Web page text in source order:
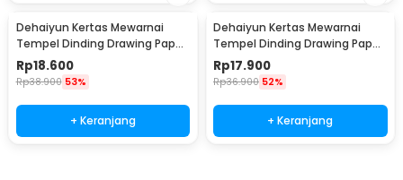
Dehaiyun Kertas Mewarnai
Tempel Dinding Drawing Paper
Roll 3M Lovely Princess - HB30
Rp18.600
Rp38.900 53%
+ Keranjang
Dehaiyun Kertas Mewarnai
Tempel Dinding Drawing Paper
Roll 3M Animal World - HB30
Rp17.900
Rp36.900 52%
+ Keranjang